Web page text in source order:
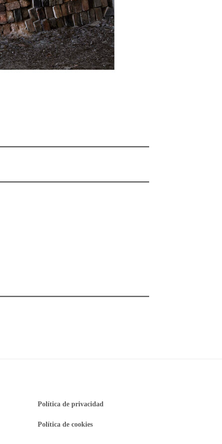
Política de privacidad
Política de cookies